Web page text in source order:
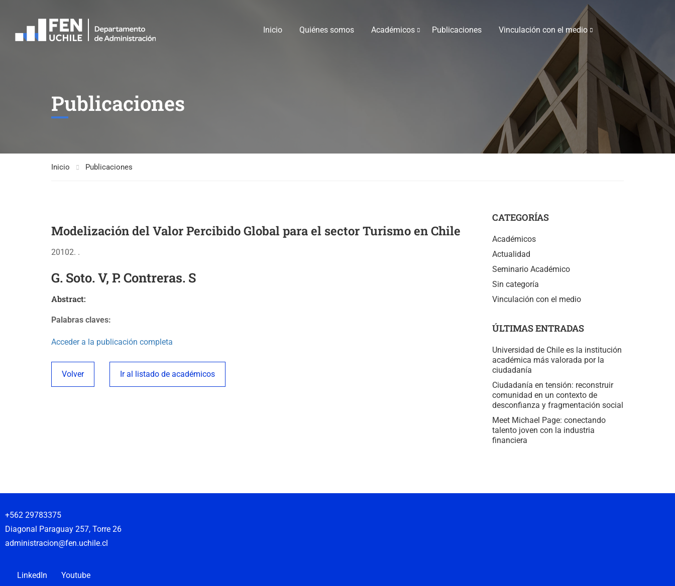
Inicio Quiénes somos Académicos Publicaciones Vinculación con el medio
Publicaciones
Inicio Publicaciones
Modelización del Valor Percibido Global para el sector Turismo en Chile
20102. .
G. Soto. V, P. Contreras. S
Abstract:
Palabras claves:
Acceder a la publicación completa
Volver Ir al listado de académicos
CATEGORÍAS
Académicos
Actualidad
Seminario Académico
Sin categoría
Vinculación con el medio
ÚLTIMAS ENTRADAS
Universidad de Chile es la institución
académica más valorada por la
ciudadanía
Ciudadanía en tensión: reconstruir
comunidad en un contexto de
desconfianza y fragmentación social
Meet Michael Page: conectando
talento joven con la industria
financiera
+562 29783375
Diagonal Paraguay 257, Torre 26
administracion@fen.uchile.cl
LinkedIn Youtube